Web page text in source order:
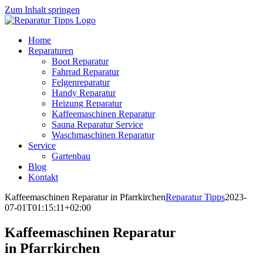
Zum Inhalt springen
Home
Reparaturen
Boot Reparatur
Fahrrad Reparatur
Felgenreparatur
Handy Reparatur
Heizung Reparatur
Kaffeemaschinen Reparatur
Sauna Reparatur Service
Waschmaschinen Reparatur
Service
Gartenbau
Blog
Kontakt
Kaffeemaschinen Reparatur in PfarrkirchenReparatur Tipps2023-
07-01T01:15:11+02:00
Kaffeemaschinen Reparatur
in Pfarrkirchen